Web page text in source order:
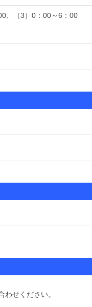
、（3）0：00～6：00
せください。